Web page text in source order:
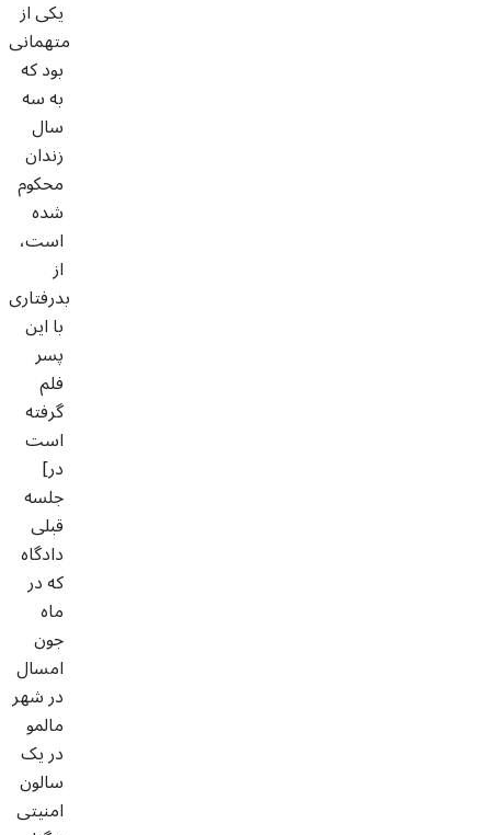
یکی از
متهمانی
بود که
به سه
سال
زندان
محکوم
شده
است،
از
بدرفتاری
با این
پسر
فلم
گرفته
است
[در
جلسه
قبلی
دادگاه
که در
ماه
جون
امسال
در شهر
مالمو
در یک
سالون
امنیتی